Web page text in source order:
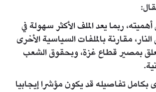
ربما يعد الملف الأكثر سهولة في
مقارنة بالملفات السياسية الأخرى
بمصير قطاع غزة، وبحقوق الشعب
بكامل تفاصيله قد يكون مؤشرا إيجابيا